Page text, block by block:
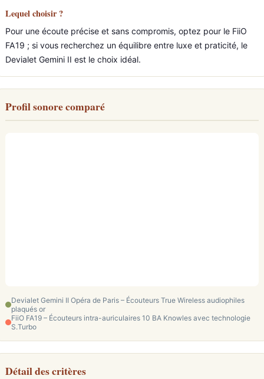
Lequel choisir ?
Pour une écoute précise et sans compromis, optez pour le FiiO
FA19 ; si vous recherchez un équilibre entre luxe et praticité, le
Devialet Gemini II est le choix idéal.
Profil sonore comparé
Devialet Gemini II Opéra de Paris – Écouteurs True Wireless audiophiles
plaqués or
FiiO FA19 – Écouteurs intra-auriculaires 10 BA Knowles avec technologie
S.Turbo
Détail des critères